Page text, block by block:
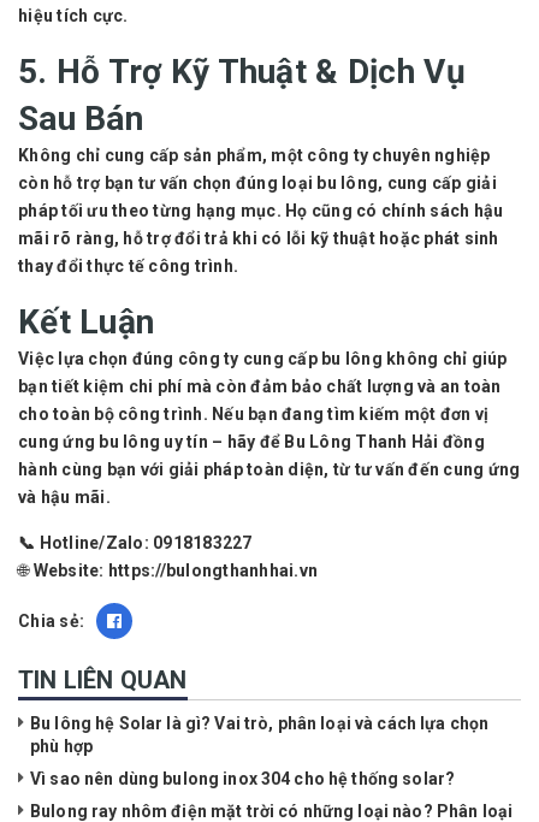
hiệu tích cực.
5. Hỗ Trợ Kỹ Thuật & Dịch Vụ
Sau Bán
Không chỉ cung cấp sản phẩm, một công ty chuyên nghiệp
còn hỗ trợ bạn tư vấn chọn đúng loại bu lông, cung cấp giải
pháp tối ưu theo từng hạng mục. Họ cũng có chính sách hậu
mãi rõ ràng, hỗ trợ đổi trả khi có lỗi kỹ thuật hoặc phát sinh
thay đổi thực tế công trình.
Kết Luận
Việc lựa chọn đúng công ty cung cấp bu lông không chỉ giúp
bạn tiết kiệm chi phí mà còn đảm bảo chất lượng và an toàn
cho toàn bộ công trình. Nếu bạn đang tìm kiếm một đơn vị
cung ứng bu lông uy tín – hãy để Bu Lông Thanh Hải đồng
hành cùng bạn với giải pháp toàn diện, từ tư vấn đến cung ứng
và hậu mãi.
📞 Hotline/Zalo: 0918183227
🌐 Website: https://bulongthanhhai.vn
Chia sẻ:
TIN LIÊN QUAN
Bu lông hệ Solar là gì? Vai trò, phân loại và cách lựa chọn
phù hợp
Vì sao nên dùng bulong inox 304 cho hệ thống solar?
Bulong ray nhôm điện mặt trời có những loại nào? Phân loại